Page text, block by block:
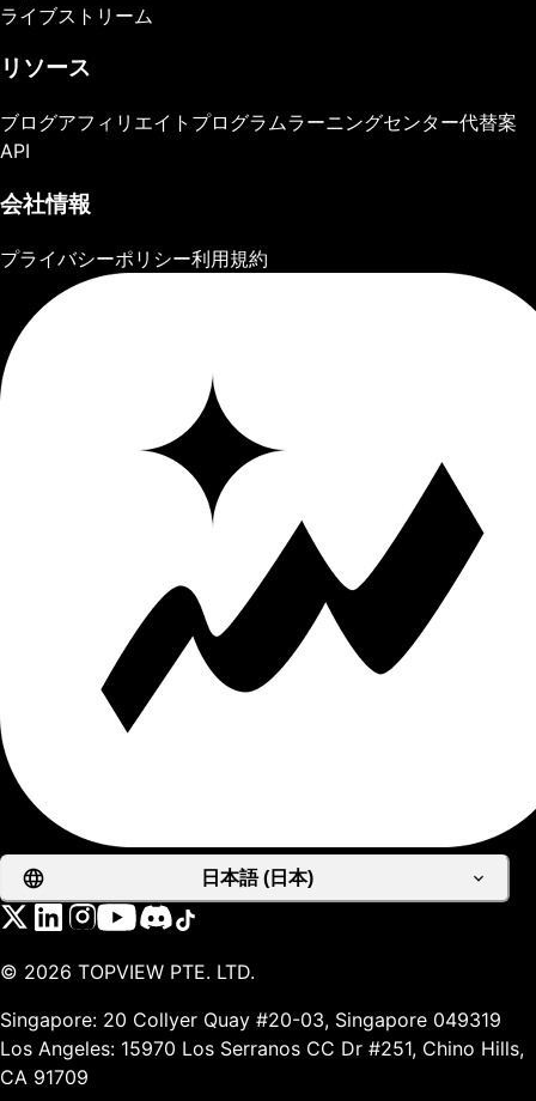
ライブストリーム
リソース
ブログアフィリエイトプログラムラーニングセンター代替案
API
会社情報
プライバシーポリシー利用規約
日本語 (日本)
© 2026 TOPVIEW PTE. LTD.
Singapore: 20 Collyer Quay #20-03, Singapore 049319
Los Angeles: 15970 Los Serranos CC Dr #251, Chino Hills,
CA 91709